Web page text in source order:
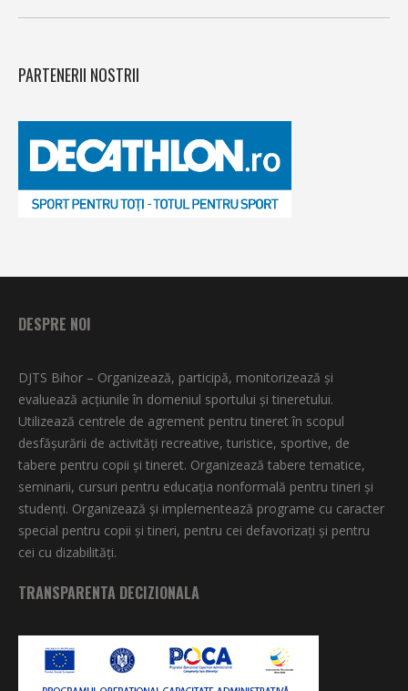
PARTENERII NOSTRII
DESPRE NOI
DJTS Bihor – Organizează, participă, monitorizează şi
evaluează acţiunile în domeniul sportului şi tineretului.
Utilizează centrele de agrement pentru tineret în scopul
desfăşurării de activităţi recreative, turistice, sportive, de
tabere pentru copii şi tineret. Organizează tabere tematice,
seminarii, cursuri pentru educaţia nonformală pentru tineri şi
studenţi. Organizează şi implementează programe cu caracter
special pentru copii şi tineri, pentru cei defavorizați și pentru
cei cu dizabilități.
TRANSPARENTA DECIZIONALA